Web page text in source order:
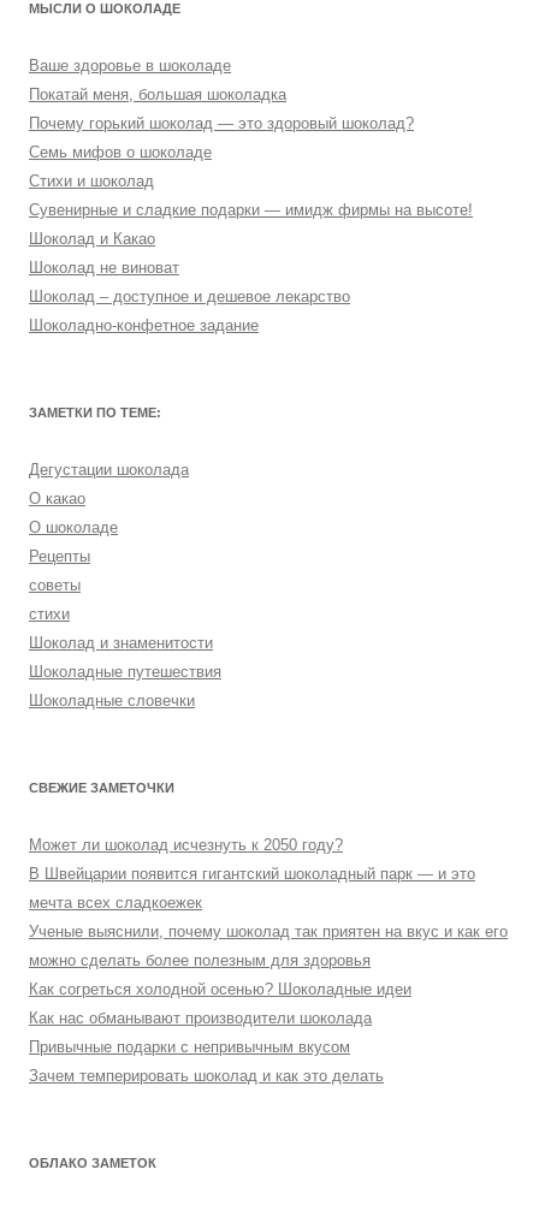
МЫСЛИ О ШОКОЛАДЕ
Ваше здоровье в шоколаде
Покатай меня, большая шоколадка
Почему горький шоколад — это здоровый шоколад?
Семь мифов о шоколаде
Стихи и шоколад
Сувенирные и сладкие подарки — имидж фирмы на высоте!
Шоколад и Какао
Шоколад не виноват
Шоколад – доступное и дешевое лекарство
Шоколадно-конфетное задание
ЗАМЕТКИ ПО ТЕМЕ:
Дегустации шоколада
О какао
О шоколаде
Рецепты
советы
стихи
Шоколад и знаменитости
Шоколадные путешествия
Шоколадные словечки
СВЕЖИЕ ЗАМЕТОЧКИ
Может ли шоколад исчезнуть к 2050 году?
В Швейцарии появится гигантский шоколадный парк — и это
мечта всех сладкоежек
Ученые выяснили, почему шоколад так приятен на вкус и как его
можно сделать более полезным для здоровья
Как согреться холодной осенью? Шоколадные идеи
Как нас обманывают производители шоколада
Привычные подарки с непривычным вкусом
Зачем темперировать шоколад и как это делать
ОБЛАКО ЗАМЕТОК